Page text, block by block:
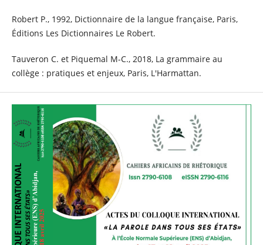
Robert P., 1992, Dictionnaire de la langue française, Paris,
Éditions Les Dictionnaires Le Robert.
Tauveron C. et Piquemal M-C., 2018, La grammaire au
collège : pratiques et enjeux, Paris, L'Harmattan.